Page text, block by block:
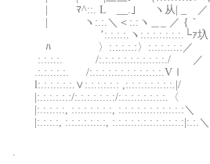
| ﾏ^::. L __.｣ ヽ从| _ ／ /
| ヽ:.:.＼＜:.:ヽ＿_ ／
’:.:.:.:.ヽ
ﾊ 〉:.:.:.:.:〉
:.:.:.:. /
.:.:.:.:.:. /
l:.:.:.:.:.:.∨:.:.:.:.:.:
|:.:.:.:.:.:/:.:.:.:.:.:.:/
|:.:.:.:.:, :.:.:.:.:.:.:,
|:.:.:.:, :.:.:.:.:.:.:,